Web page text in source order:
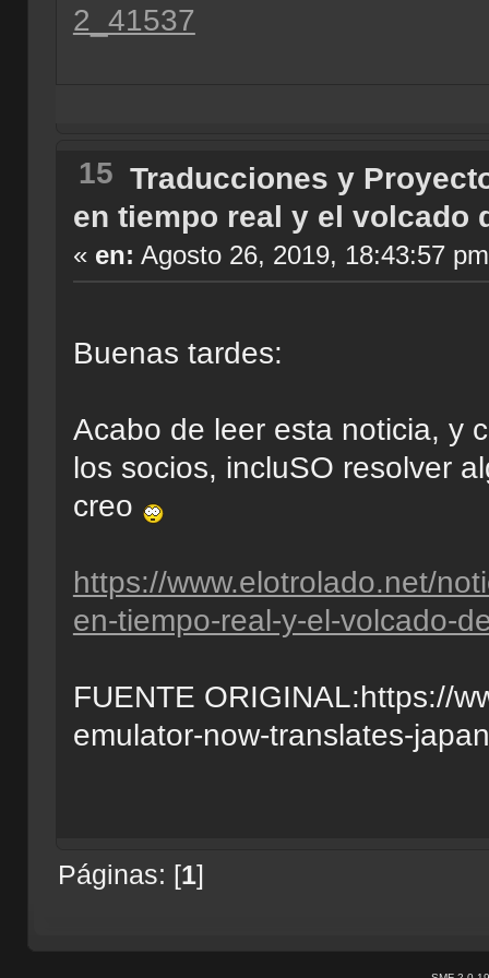
2_41537
15 Traducciones y
en tiempo real y el volcado
« en: Agosto 26, 2019, 18:43:57
Buenas tardes:
Acabo de leer esta noticia, y
los socios, incluSO resolver
creo
https://www.elotrolado.net/
en-tiempo-real-y-el-volcado-
FUENTE ORIGINAL:https://
emulator-now-translates-
Páginas: [1]